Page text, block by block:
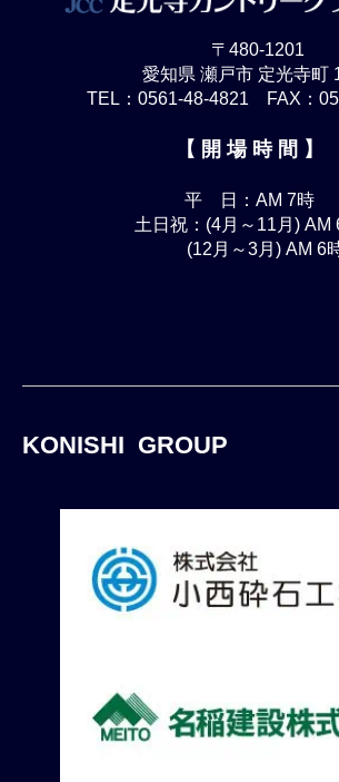
〒480-1201
愛知県 瀬戸市 定光寺町
TEL：0561-48-4821 FAX：
【 開 場 時 間 】
平 日：AM 7時
土日祝：(4月～11月) AM
(12月～3月) AM 6時
KONISHI GROUP